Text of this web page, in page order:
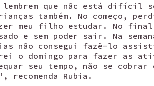
lembrem que não está difícil
também. No começo,
meu filho estudar. No
e sem poder sair. Na
não consegui fazê-lo
o domingo para fazer as
seu tempo, não se cobrar
recomenda Rubia.